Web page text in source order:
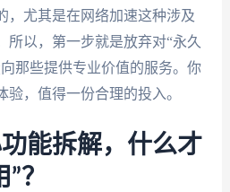
，尤其是在网络加速这种涉及
所以，第一步就是放弃对“永久
那些提供专业价值的服务。你
，值得一份合理的投入。
能拆解，什么才
？